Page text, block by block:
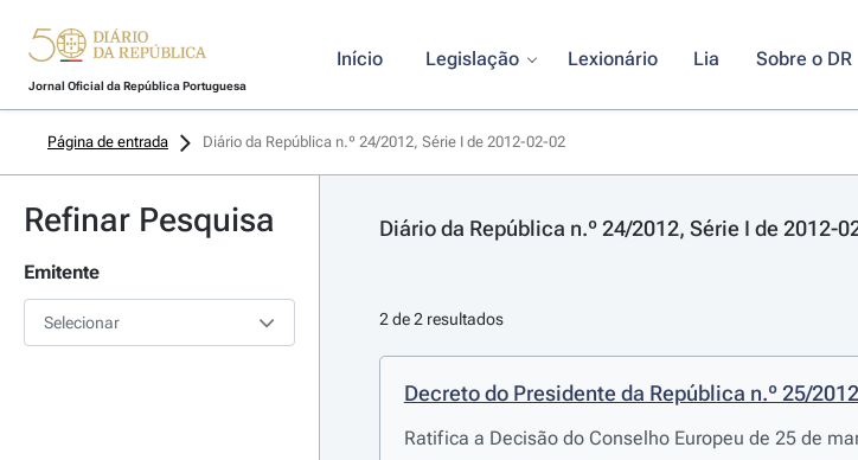
Jornal Oficial da República Portuguesa
Início Legislação Lexionário Lia Sobre o DR
Página de entrada Diário da República n.º 24/2012, Série I de 2012-02-02
Refinar Pesquisa
Emitente
Selecionar
Diário da República n.º 24/2012, Série I de 2012-
2 de 2 resultados
Decreto do Presidente da República n.º 25/2012
Ratifica a Decisão do Conselho Europeu de 25 de